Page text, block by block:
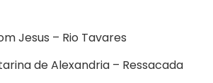
Jesus – Rio Tavares
de Alexandria – Ressacada